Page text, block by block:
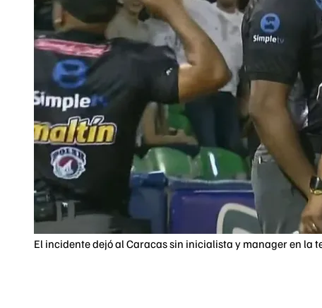
El incidente dejó al Caracas sin inicialista y manager en la